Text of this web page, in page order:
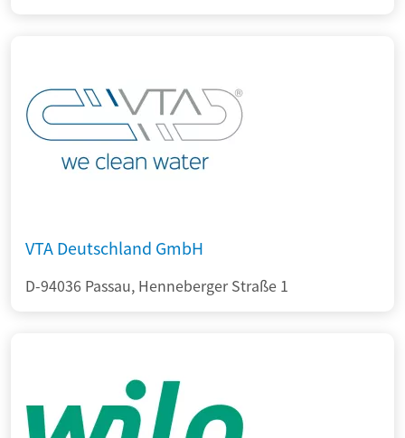
VTA Deutschland GmbH
D-94036 Passau, Henneberger Straße 1